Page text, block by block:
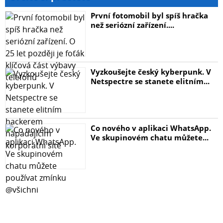
První fotomobil byl spíš hračka
než seriózní zařízení....
Vyzkoušejte český kyberpunk. V
Netspectre se stanete elitním...
Co nového v aplikaci WhatsApp.
Ve skupinovém chatu můžete...